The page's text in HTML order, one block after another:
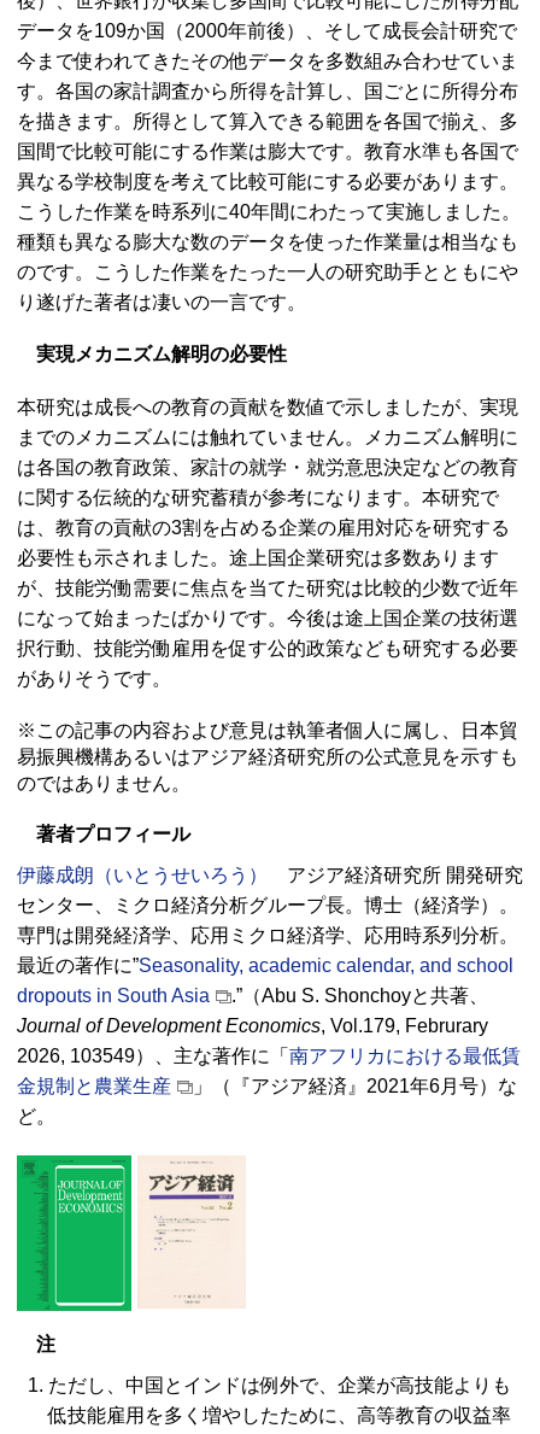
データを109か国（2000年前後）、そして成長会計研究で
今まで使われてきたその他データを多数組み合わせていま
す。各国の家計調査から所得を計算し、国ごとに所得分布
を描きます。所得として算入できる範囲を各国で揃え、多
国間で比較可能にする作業は膨大です。教育水準も各国で
異なる学校制度を考えて比較可能にする必要があります。
こうした作業を時系列に40年間にわたって実施しました。
種類も異なる膨大な数のデータを使った作業量は相当なも
のです。こうした作業をたった一人の研究助手とともにや
り遂げた著者は凄いの一言です。
実現メカニズム解明の必要性
本研究は成長への教育の貢献を数値で示しましたが、実現
までのメカニズムには触れていません。メカニズム解明に
は各国の教育政策、家計の就学・就労意思決定などの教育
に関する伝統的な研究蓄積が参考になります。本研究で
は、教育の貢献の3割を占める企業の雇用対応を研究する
必要性も示されました。途上国企業研究は多数あります
が、技能労働需要に焦点を当てた研究は比較的少数で近年
になって始まったばかりです。今後は途上国企業の技術選
択行動、技能労働雇用を促す公的政策なども研究する必要
がありそうです。
※この記事の内容および意見は執筆者個人に属し、日本貿
易振興機構あるいはアジア経済研究所の公式意見を示すも
のではありません。
著者プロフィール
伊藤成朗（いとうせいろう）
アジア経済研究所 開発研究
センター、ミクロ経済分析グループ長。博士（経済学）。
専門は開発経済学、応用ミクロ経済学、応用時系列分析。
最近の著作に”Seasonality, academic calendar, and school
dropouts in South Asia
.”（Abu S. Shonchoyと共著、
Journal of Development Economics, Vol.179, Februrary
2026, 103549）、主な著作に「 南アフリカにおける最低賃
金規制と農業生産
」（『アジア経済』2021年6月号）な
ど。
注
ただし、中国とインドは例外で、企業が高技能よりも
低技能雇用を多く増やしたために、高等教育の収益率